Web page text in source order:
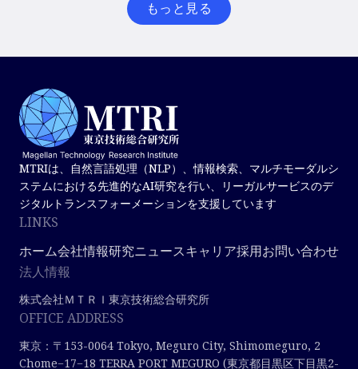
もっと見る
MTRIは、自然言語処理（NLP）、情報検索、マルチモーダルシ
ステムにおける先進的なAI研究を行い、リーガルサービスのデ
ジタルトランスフォーメーションを支援しています
LINKS
ホーム会社情報研究ニュースキャリア採用お問い合わせ
法人情報
株式会社ＭＴＲＩ東京技術総合研究所
OFFICE ADDRESS
東京：〒153-0064 Tokyo, Meguro City, Shimomeguro, 2
Chome−17−18 TERRA PORT MEGURO (東京都目黒区下目黒2-